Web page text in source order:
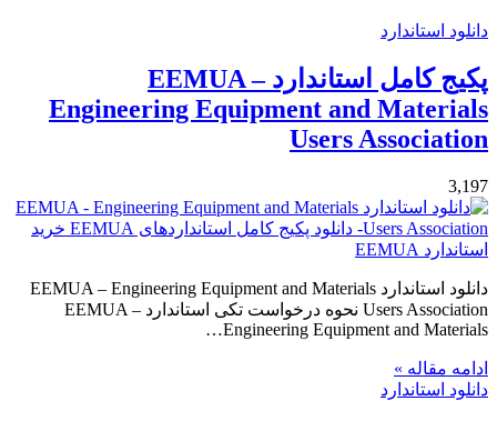
دانلود استاندارد
پکیج کامل استاندارد EEMUA –
Engineering Equipment and Materials
Users Association
3,197
دانلود استاندارد EEMUA – Engineering Equipment and Materials
Users Association نحوه درخواست تکی استاندارد EEMUA –
Engineering Equipment and Materials…
ادامه مقاله »
دانلود استاندارد